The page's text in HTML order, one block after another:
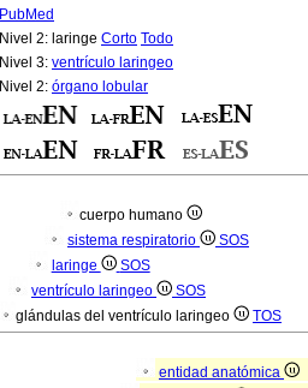
PubMed
Nivel 2: laringe Corto Todo
Nivel 3: ventrículo laringeo
Nivel 2: órgano lobular
cuerpo humano
sistema respiratorio
SOS
laringe
SOS
ventrículo laringeo
SOS
glándulas del ventrículo laringeo TOS
entidad anatómica